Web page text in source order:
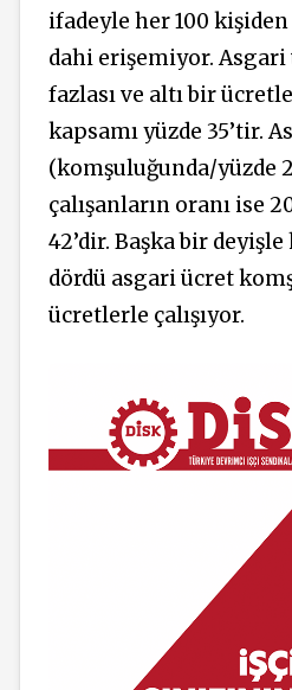
ifadeyle her 100 kişiden
dahi erişemiyor. Asgari
fazlası ve altı bir
kapsamı yüzde 35’tir.
(komşuluğunda/yüzde
çalışanların oranı ise
42’dir. Başka bir deyişle
dördü asgari ücret
ücretlerle çalışıyor.